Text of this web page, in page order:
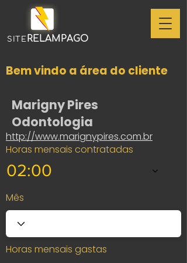
SITERELAMPAGO
Bem vindo a área do cliente
Marigny Pires
Odontologia
http://www.marignypires.com.br
Horas mensais contratadas
02:00
Mês
Horas mensais gastas